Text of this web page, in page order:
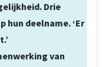
Drie
deelname. ‘Er
van